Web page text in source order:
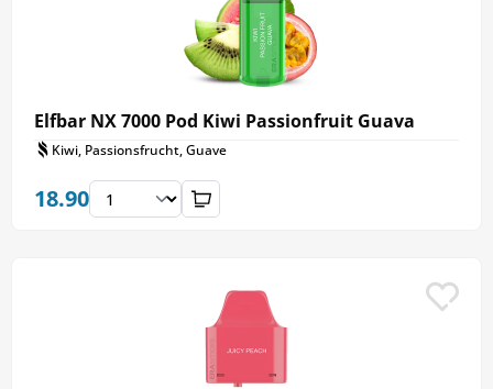
Elfbar NX 7000 Pod Kiwi Passionfruit Guava
Kiwi, Passionsfrucht, Guave
18.90